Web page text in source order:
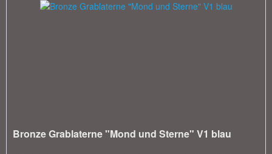
Bronze Grablaterne "Mond und Sterne" V1 blau